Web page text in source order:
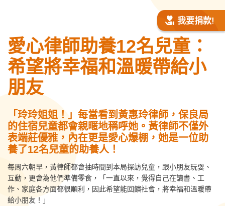
我要捐款!
愛心律師助養12名兒童：
希望將幸福和溫暖帶給小
朋友
「玲玲姐姐！」每當看到黃惠玲律師，保良局
的住宿兒童都會親暱地稱呼她。黃律師不僅外
表端莊優雅，內在更是愛心爆棚，她是一位助
養了12名兒童的助養人！
每周六朝早，黃律師都會抽時間到本局探訪兒童，跟小朋友玩耍、
互動，更會為他們準備零食，「一直以來，覺得自己在讀書、工
作、家庭各方面都很順利，因此希望能回饋社會，將幸福和溫暖帶
給小朋友！」